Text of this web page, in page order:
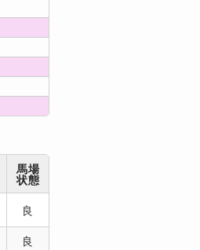
馬場
状態
良
良